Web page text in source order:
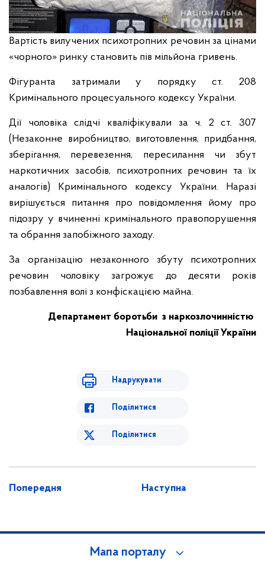
Вартість вилучених психотропних речовин за цінами
«чорного» ринку становить пів мільйона гривень.
Фігуранта затримали у порядку ст. 208
Кримінального процесуального кодексу України.
Дії чоловіка слідчі кваліфікували за ч. 2 ст. 307
(Незаконне виробництво, виготовлення, придбання,
зберігання, перевезення, пересилання чи збут
наркотичних засобів, психотропних речовин та їх
аналогів) Кримінального кодексу України. Наразі
вирішується питання про повідомлення йому про
підозру у вчиненні кримінального правопорушення
та обрання запобіжного заходу.
За організацію незаконного збуту психотропних
речовин чоловіку загрожує до десяти років
позбавлення волі з конфіскацією майна.
Департамент боротьби з наркозлочинністю
Національної поліції України
Надрукувати
Поділитися
Поділитися
Попередня Наступна
Мапа порталу